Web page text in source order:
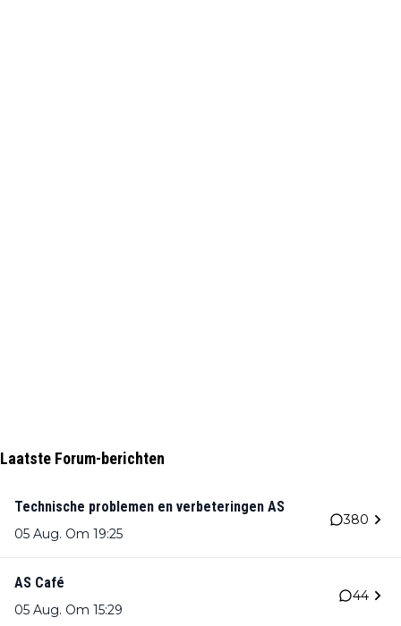
Laatste Forum-berichten
Technische problemen en verbeteringen AS
05 Aug. Om 19:25
380
AS Café
05 Aug. Om 15:29
44